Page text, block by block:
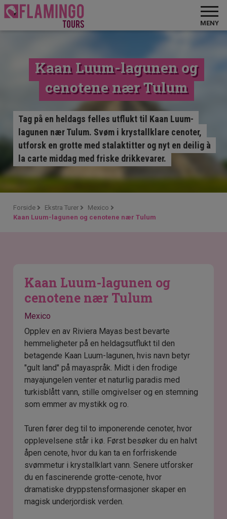
MENY
Kaan Luum-lagunen og
cenotene nær Tulum
Tag på en heldags felles utflukt til Kaan Luum-
lagunen nær Tulum. Svøm i krystallklare cenoter,
utforsk en grotte med stalaktitter og nyt en deilig à
la carte middag med friske drikkevarer.
Forside Ekstra Turer
Mexico
Kaan Luum-lagunen og cenotene nær Tulum
Kaan Luum-lagunen og
cenotene nær Tulum
Mexico
Opplev en av Riviera Mayas best bevarte
hemmeligheter på en heldagsutflukt til den
betagende Kaan Luum-lagunen, hvis navn betyr
"gult land" på mayaspråk. Midt i den frodige
mayajungelen venter et naturlig paradis med
turkisblått vann, stille omgivelser og en stemning
som emmer av mystikk og ro.
Turen fører deg til to imponerende cenoter, hvor
opplevelsene står i kø. Først besøker du en halvt
åpen cenote, hvor du kan ta en forfriskende
svømmetur i krystallklart vann. Senere utforsker
du en fascinerende grotte-cenote, hvor
dramatiske dryppstensformasjoner skaper en
magisk underjordisk verden.